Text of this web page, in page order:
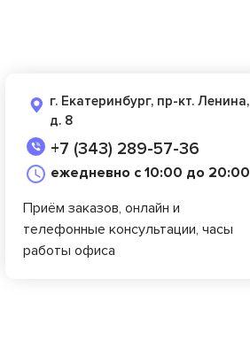
г. Екатеринбург, пр-кт. Ленина,
д. 8
+7 (343) 289-57-36
ежедневно с 10:00 до 20:00
Приём заказов, онлайн и
телефонные консультации, часы
работы офиса